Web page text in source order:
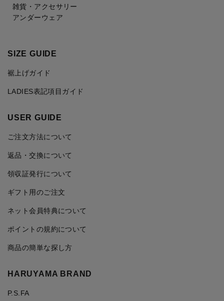
雑貨・アクセサリー
アンダーウェア
SIZE GUIDE
裾上げガイド
LADIES表記項目ガイド
USER GUIDE
ご注文方法について
返品・交換について
領収証発行について
ギフト用のご注文
ネット会員特典について
ポイントの規約について
商品の簡単な探し方
HARUYAMA BRAND
P.S.FA